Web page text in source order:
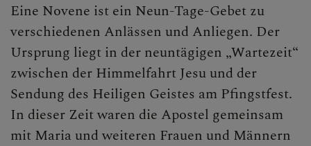
Christi Himmelfahrt
Advent
Weihnachten
Aschermittwoch
Fastenzeit
Eine Novene ist ein Neun-Tage-Gebet zu
verschiedenen Anlässen und Anliegen. Der
Ursprung liegt in der neuntägigen „Wartezeit“
zwischen der Himmelfahrt Jesu und der
Sendung des Heiligen Geistes am Pfingstfest.
In dieser Zeit waren die Apostel gemeinsam
mit Maria und weiteren Frauen und Männern